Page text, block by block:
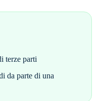
terze parti
da parte di una